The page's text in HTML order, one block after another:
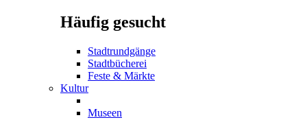
Häufig gesucht
Stadtrundgänge
Stadtbücherei
Feste & Märkte
Kultur
Museen